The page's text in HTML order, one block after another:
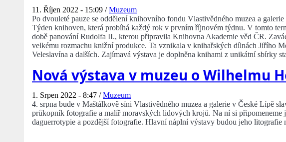
11. Říjen 2022 - 15:09 /Muzeum
Po dvouleté pauze se oddělení knihovního fondu Vlastivědného muzea a
Týden knihoven, která probíhá každý rok v prvním říjnovém týdnu. V tomto
době panování Rudolfa II., kterou připravila Knihovna Akademie věd ČR.
velkému rozmachu knižní produkce. Ta vznikala v knihařských dílnách Jiřího
Veleslavína a dalších. Zajímavá výstava je doplněna knihami z unikátní sbírky
Nová výstava v muzeu o Wilhelmu
1. Srpen 2022 - 8:47 /Muzeum
4. srpna bude v Maštálkově síni Vlastivědného muzea a galerie v České Lípě
průkopník fotografie a malíř moravských lidových krojů. Na ní si
daguerrotypie a pozdější fotografie. Hlavní náplní výstavy budou jeho